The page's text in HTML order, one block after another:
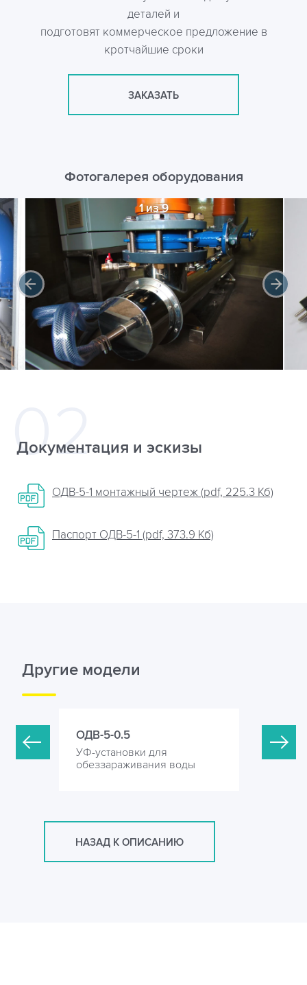
деталей и
подготовят коммерческое предложение в
кротчайшие сроки
ЗАКАЗАТЬ
Фотогалерея оборудования
1 из 9
Документация и эскизы
ОДВ-5-1 монтажный чертеж (pdf, 225.3 Кб)
Паспорт ОДВ-5-1 (pdf, 373.9 Кб)
Другие модели
ОДВ-5-0.5
УФ-установки для
обеззараживания воды
ОДВ-5-1.5
УФ-
НАЗАД К ОПИСАНИЮ